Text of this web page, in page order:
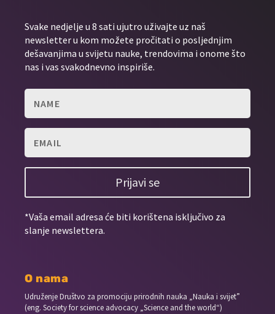
Svake nedjelje u 8 sati ujutro uživajte uz naš
newsletter u kom možete pročitati o posljednjim
dešavanjima u svijetu nauke, trendovima i onome što
nas i vas svakodnevno inspiriše.
Prijavi se
*Vaša email adresa će biti korištena isključivo za
slanje newslettera.
O nama
Udruženje Društvo za promociju prirodnih nauka „Nauka i svijet”
(eng. Society for science advocacy „Science and the world“)